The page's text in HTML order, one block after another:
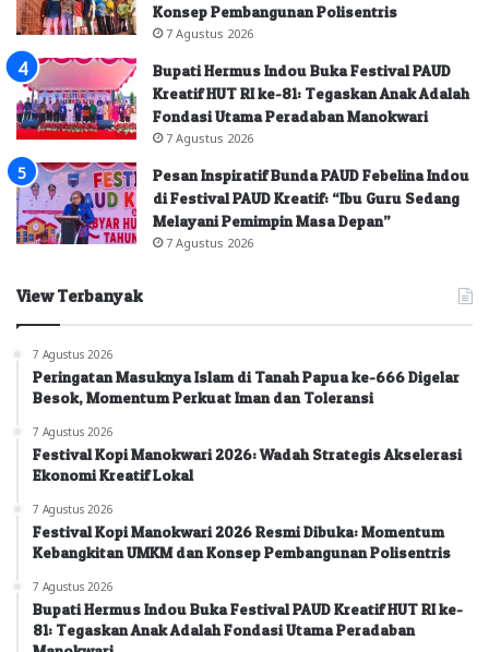
Konsep Pembangunan Polisentris
7 Agustus 2026
Bupati Hermus Indou Buka Festival PAUD
Kreatif HUT RI ke-81: Tegaskan Anak Adalah
Fondasi Utama Peradaban Manokwari
7 Agustus 2026
Pesan Inspiratif Bunda PAUD Febelina Indou
di Festival PAUD Kreatif: “Ibu Guru Sedang
Melayani Pemimpin Masa Depan”
7 Agustus 2026
View Terbanyak
7 Agustus 2026
Peringatan Masuknya Islam di Tanah Papua ke-666 Digelar
Besok, Momentum Perkuat Iman dan Toleransi
7 Agustus 2026
Festival Kopi Manokwari 2026: Wadah Strategis Akselerasi
Ekonomi Kreatif Lokal
7 Agustus 2026
Festival Kopi Manokwari 2026 Resmi Dibuka: Momentum
Kebangkitan UMKM dan Konsep Pembangunan Polisentris
7 Agustus 2026
Bupati Hermus Indou Buka Festival PAUD Kreatif HUT RI ke-
81: Tegaskan Anak Adalah Fondasi Utama Peradaban